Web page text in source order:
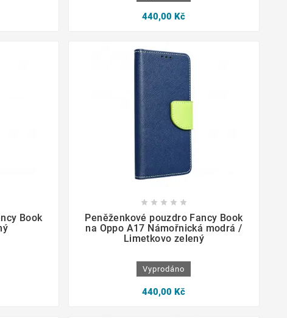
440,00 Kč
Book
    
Peněženkové pouzdro Fancy Book
na Oppo A17 Námořnická modrá /
Limetkovo zelený
Vyprodáno
440,00 Kč